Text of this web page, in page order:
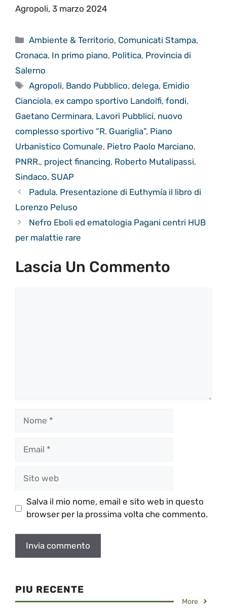
Agropoli, 3 marzo 2024
Categorie
Ambiente & Territorio, Comunicati Stampa,
Cronaca, In primo piano, Politica, Provincia di
Salerno
Tag
Agropoli, Bando Pubblico,delega, Emidio
Cianciola, ex campo sportivo Landolfi, fondi,
Gaetano Cerminara, Lavori Pubblici, nuovo
complesso sportivo “R. Guariglia”, Piano
Urbanistico Comunale, Pietro Paolo Marciano,
PNRR., project financing, Roberto Mutalipassi,
Sindaco, SUAP
Padula. Presentazione di Euthymía il libro di
Lorenzo Peluso
Nefro Eboli ed ematologia Pagani centri HUB
per malattie rare
Lascia Un Commento
Salva il mio nome, email e sito web in questo
browser per la prossima volta che commento.
PIU RECENTE
More